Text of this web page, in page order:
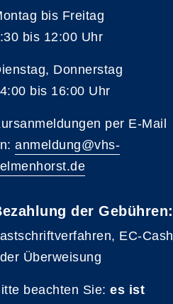
bis Freitag
bis 12:00 Uhr
Donnerstag
bis 16:00 Uhr
per E-Mail
anmeldung@vhs-
der Gebühren:
EC-Cash
Überweisung
beachten Sie: es ist